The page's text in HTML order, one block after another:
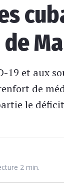
de
19 et aux
de
le
2 min.